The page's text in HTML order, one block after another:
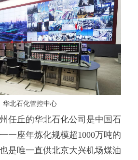
华北石化管控中心
任丘的华北石化公司是中国石
一座年炼化规模超1000万吨的
是唯一直供北京大兴机场煤油